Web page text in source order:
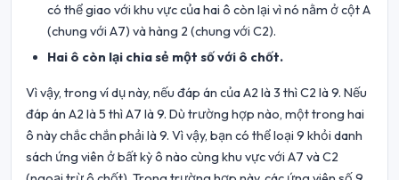
có thể giao với khu vực của hai ô còn lại vì nó nằm ở cột A
(chung với A7) và hàng 2 (chung với C2).
Hai ô còn lại chia sẻ một số với ô chốt.
Vì vậy, trong ví dụ này, nếu đáp án của A2 là 3 thì C2 là 9. Nếu
đáp án A2 là 5 thì A7 là 9. Dù trường hợp nào, một trong hai
ô này chắc chắn phải là 9. Vì vậy, bạn có thể loại 9 khỏi danh
sách ứng viên ở bất kỳ ô nào cùng khu vực với A7 và C2